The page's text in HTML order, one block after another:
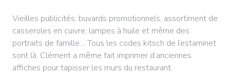
Vieilles publicités, buvards promotionnels, assortiment de
casseroles en cuivre, lampes à huile et même des
portraits de famille… Tous les codes kitsch de l’estaminet
sont là. Clément a même fait imprimer d’anciennes
affiches pour tapisser les murs du restaurant.